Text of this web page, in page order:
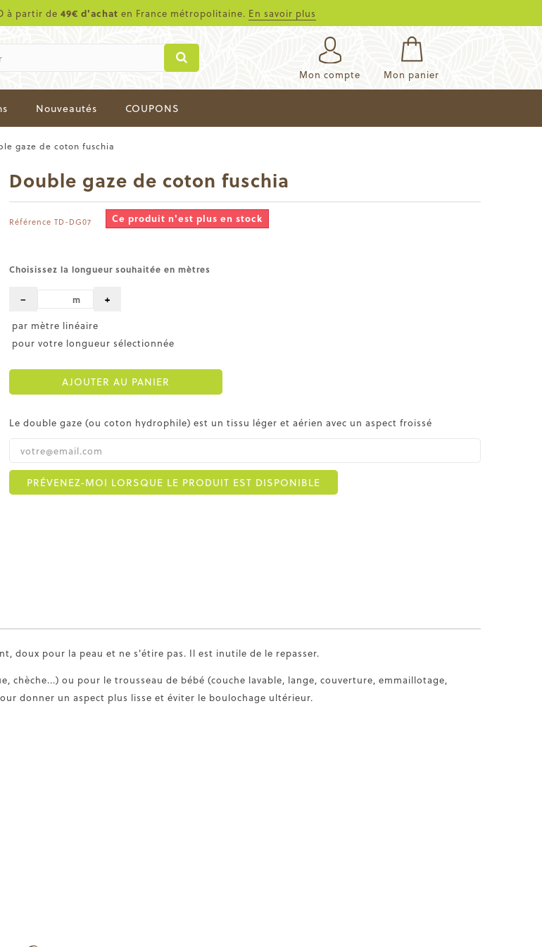
à partir de 49€ d'achat en France métropolitaine. En savoir plus
Mon panier
Mon compte
Nouveautés COUPONS
gaze de coton fuschia
Double gaze de coton fuschia
Référence TD-DG07 Ce produit n'est plus en stock
Choisissez la longueur souhaitée en mètres
− +
m
par mètre linéaire
pour votre longueur sélectionnée
AJOUTER AU PANIER
Le double gaze (ou coton hydrophile) est un tissu léger et aérien avec un aspect froissé
PRÉVENEZ-MOI LORSQUE LE PRODUIT EST DISPONIBLE
doux pour la peau et ne s'étire pas. Il est inutile de le repasser.
ou pour le trousseau de bébé (couche lavable, lange, couverture, emmaillotage,
donner un aspect plus lisse et éviter le boulochage ultérieur.